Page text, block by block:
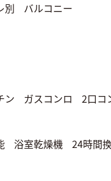
別
バルコニー
ン ガスコンロ
2口コ
浴室乾燥機 24時間